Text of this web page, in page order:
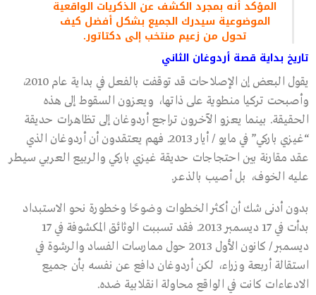
المؤكد أنه بمجرد الكشف عن الذكريات الواقعية
الموضوعية سيدرك الجميع بشكل أفضل كيف
تحول من زعيم منتخب إلى دكتاتور.
تاريخ بداية قصة أردوغان الثاني
يقول البعض إن الإصلاحات قد توقفت بالفعل في بداية عام 2010،
وأصبحت تركيا منطوية على ذاتها، ويعزون السقوط إلى هذه
الحقيقة. بينما يعزو الآخرون تراجع أردوغان إلى تظاهرات حديقة
“غيزي باركي” في مايو / أيار 2013. فهم يعتقدون أن أردوغان الذي
عقد مقارنة بين احتجاجات حديقة غيزي باركي والربيع العربي سيطر
عليه الخوف، بل أصيب بالذعر.
بدون أدنى شك أن أكثر الخطوات وضوحًا وخطورة نحو الاستبداد
بدأت في 17 ديسمبر 2013. فقد تسببت الوثائق المكشوفة في 17
ديسمبر / كانون الأول 2013 حول ممارسات الفساد والرشوة في
استقالة أربعة وزراء، لكن أردوغان دافع عن نفسه بأن جميع
الادعاءات كانت في الواقع محاولة انقلابية ضده.